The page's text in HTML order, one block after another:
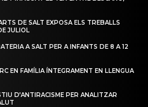
DE SALT EXPOSA ELS TREBALLS
JULIOL
A SALT PER A INFANTS DE 8 A 12
EN FAMÍLIA ÍNTEGRAMENT EN LLENGUA
D’ANTIRACISME PER ANALITZAR